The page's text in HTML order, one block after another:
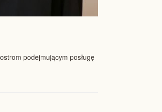
podejmującym posługę